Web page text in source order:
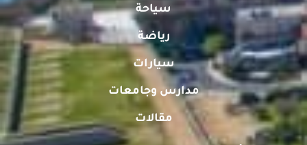
سياحة
رياضة
سيارات
مدارس وجامعات
مقالات